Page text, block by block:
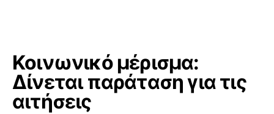
Κοινωνικό μέρισμα:
Δίνεται παράταση για τις
αιτήσεις